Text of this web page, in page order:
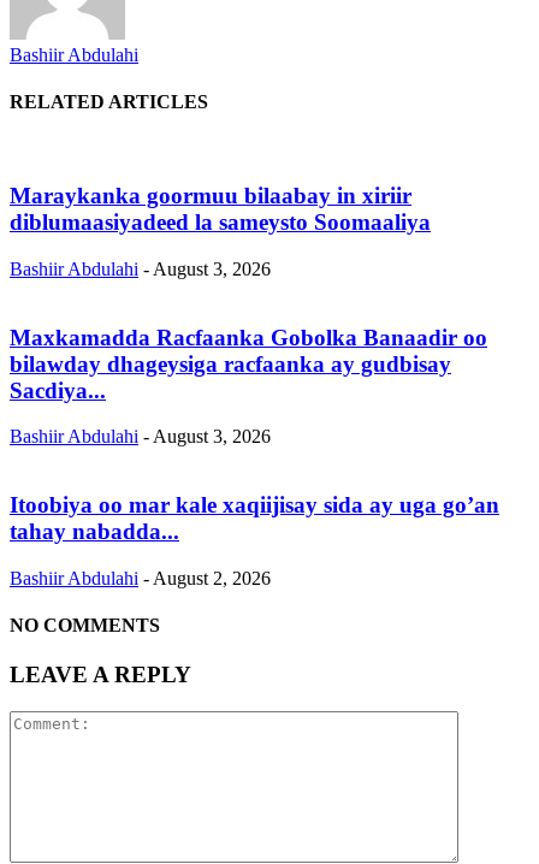
Bashiir Abdulahi
RELATED ARTICLES
Maraykanka goormuu bilaabay in xiriir
diblumaasiyadeed la sameysto Soomaaliya
Bashiir Abdulahi - August 3, 2026
Maxkamadda Racfaanka Gobolka Banaadir oo
bilawday dhageysiga racfaanka ay gudbisay
Sacdiya...
Bashiir Abdulahi - August 3, 2026
Itoobiya oo mar kale xaqiijisay sida ay uga go’an
tahay nabadda...
Bashiir Abdulahi - August 2, 2026
NO COMMENTS
LEAVE A REPLY